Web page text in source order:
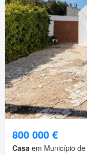
800 000 €
Casa em Município